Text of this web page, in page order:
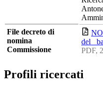
File decreto di
nomina
Commissione
del
PDF,
Profili ricercati